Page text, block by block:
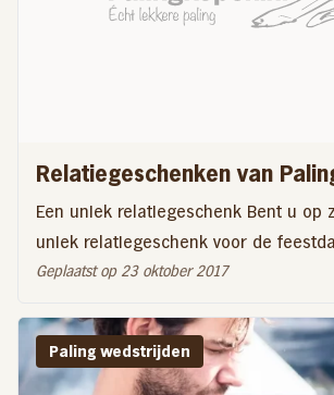
Relatiegeschenken van
Een uniek relatiegeschenk Bent u op
uniek relatiegeschenk voor de
Geplaatst op 23 oktober 2017
Paling wedstrijden